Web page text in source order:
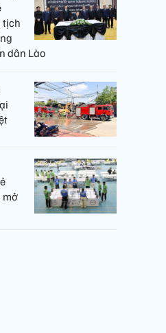
tịch
dân Lào
mở